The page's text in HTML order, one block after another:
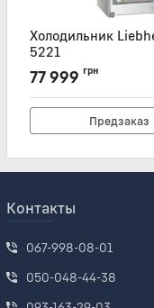
Холодильник
5221
Артикул: RBSFD5221
77 999 грн
Предзаказ
Контакты
067-998-08-01
050-048-44-38